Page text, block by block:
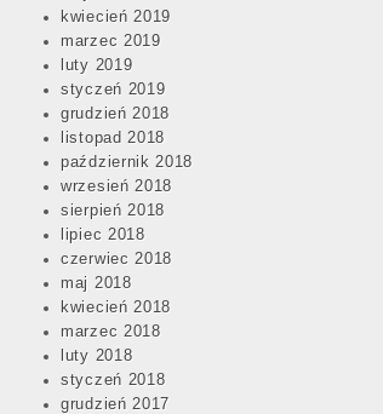
kwiecień 2019
marzec 2019
luty 2019
styczeń 2019
grudzień 2018
listopad 2018
październik 2018
wrzesień 2018
sierpień 2018
lipiec 2018
czerwiec 2018
maj 2018
kwiecień 2018
marzec 2018
luty 2018
styczeń 2018
grudzień 2017